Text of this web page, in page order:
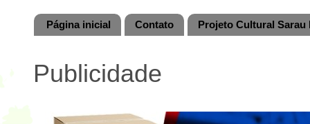
Página inicial Contato Projeto Cultural
Publicidade